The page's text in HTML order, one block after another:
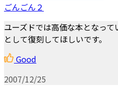
ごんごん２
ユーズドでは高価な本となっ
として復刻してほしいです。
Good
2007/12/25